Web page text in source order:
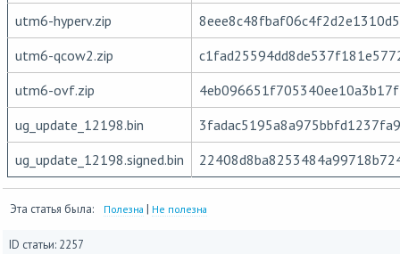
utm6-hyperv.zip
utm6-qcow2.zip
utm6-ovf.zip
ug_update_12198.bin
ug_update_12198.signed.bin
Эта статья была: Полезна | Не полезна
ID статьи: 2257